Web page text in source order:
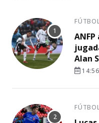
Alan